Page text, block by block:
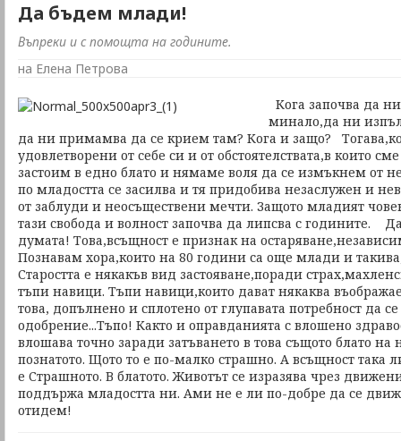
Да бъдем млади!
Въпреки и с помощта на годините.
на Елена Петрова
Кога започва да
минало,да ни
да ни примамва да се крием там? Кога и защо?
удовлетворени от себе си и от обстоятелствата,в които
застоим в едно блато и нямаме воля да се измъкнем от
по младостта се засилва и тя придобива незаслужен и
от заблуди и неосъществени мечти. Защото младият
тази свобода и волност започва да липсва с годините.
думата! Това,всъщност е признак на
Познавам хора,които на 80 години са още млади и
Старостта е някакъв вид застояване,поради
тъпи навици. Тъпи навици,които дават някаква
това, допълнено и сплотено от глупавата потребност да
одобрение...Тъпо! Както и оправданията с влошено
влошава точно заради затъването в това същото блато на
познатото. Щото то е по-малко страшно. А всъщност така
е Страшното. В блатото. Животът се изразява чрез
поддържа младостта ни. Ами не е ли по-добре да се
отидем!